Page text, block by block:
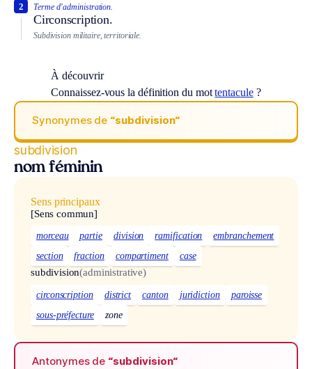
Terme d’administration.
Circonscription.
2
Subdivision militaire, territoriale.
À découvrir
Connaissez-vous la définition du mottentacule?
Synonymes de “subdivision“
subdivision
nom féminin
Sens principaux
[Sens commun]
morceau partie division ramification
embranchement
section
fraction compartiment case
subdivision(administrative)
circonscription district canton juridiction
paroisse
sous-préfecture
zone
Antonymes de “subdivision“